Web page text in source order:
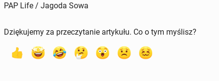
PAP Life / Jagoda Sowa
Dziękujemy za przeczytanie artykułu. Co o tym myślisz?